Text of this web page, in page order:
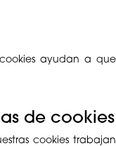
ayudan a que
de cookies
cookies trabajan